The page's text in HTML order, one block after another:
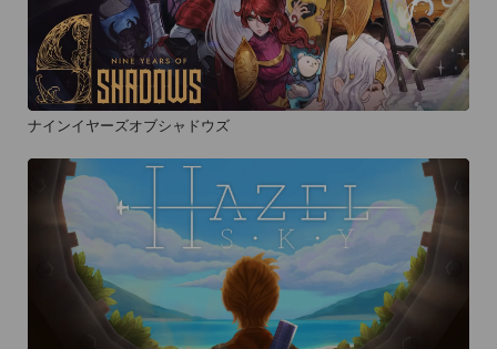
ナインイヤーズオブシャドウズ